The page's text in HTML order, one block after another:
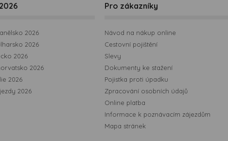
2026
2026
2026
2026
2026
2026
Pro zákazníky
Návod na nákup online
Cestovní pojištění
Slevy
Dokumenty ke stažení
Pojistka proti úpadku
Zpracování osobních údajů
Online platba
Informace k poznávacím zájezdům
Mapa stránek